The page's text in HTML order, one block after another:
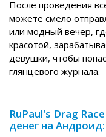
После проведения
можете смело
или модный вечер,
красотой,
девушки, чтобы
глянцевого журнала.
RuPaul's Drag
денег на Андроид: